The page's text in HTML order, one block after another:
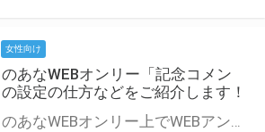
女性向け
のあなWEBオンリー「記念コメン
の設定の仕方などをご紹介します！
とらのあなWEBオンリー上でWEBアンソロジーが作成できる「記念コメント」について、その使い方や作成手順を解説します！ 支援タイプを「サークル参加型」「サークル参加型・マルシェ(イベント会場)機能付き」でお申し込みいただいている主催者様はぜひご活用ください♪ とらのあなWEBオンリーサイトはこちら